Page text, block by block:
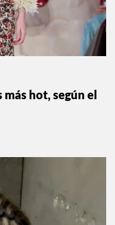
hot, según el